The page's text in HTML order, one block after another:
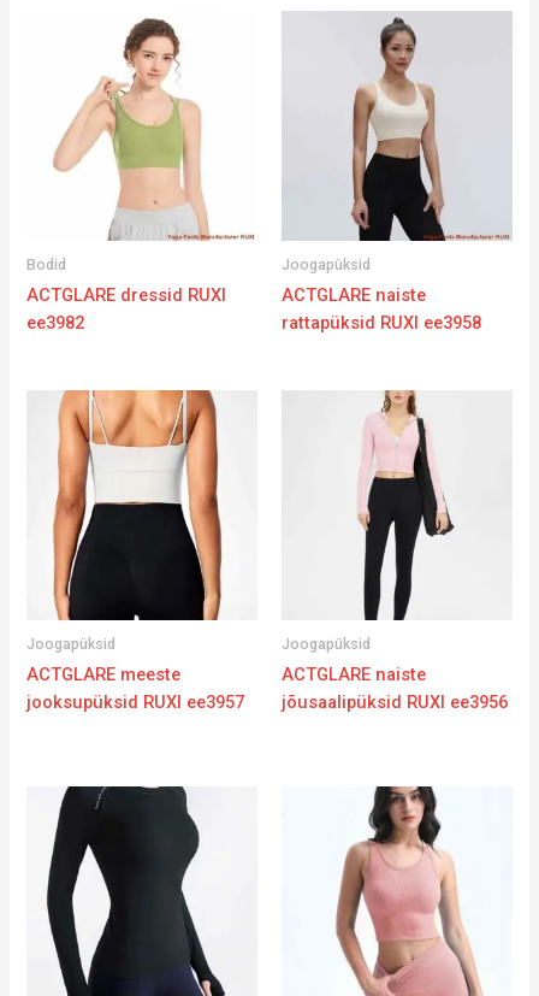
Bodid
ACTGLARE dressid RUXI
ee3982
Joogapüksid
ACTGLARE naiste
rattapüksid RUXI ee3958
Joogapüksid
ACTGLARE meeste
jooksupüksid RUXI ee3957
Joogapüksid
ACTGLARE naiste
jõusaalipüksid RUXI ee3956